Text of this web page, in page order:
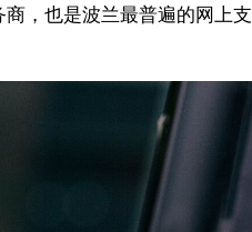
，也是波兰最普遍的网上支